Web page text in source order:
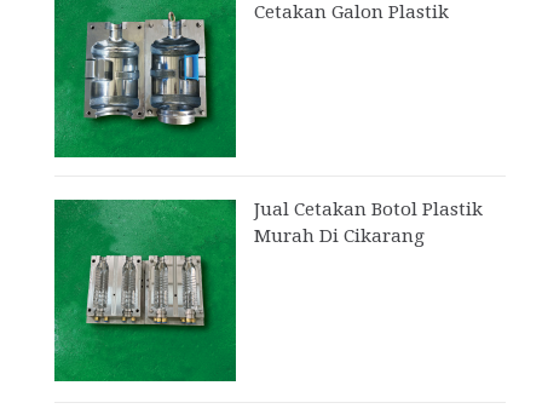
Cetakan Galon Plastik
Jual Cetakan Botol Plastik
Murah Di Cikarang